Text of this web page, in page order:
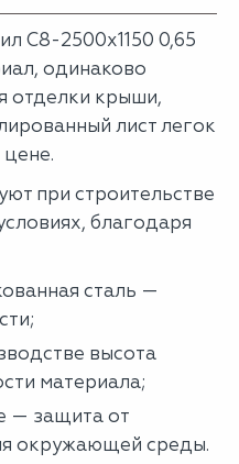
С8-2500х1150 0,65
одинаково
отделки крыши,
лист легок
при строительстве
благодаря
сталь —
высота
материала;
— защита от
окружающей среды.